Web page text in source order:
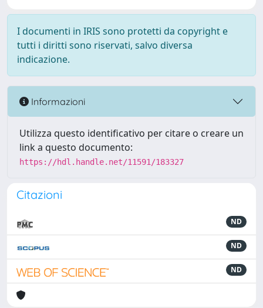
I documenti in IRIS sono protetti da copyright e
tutti i diritti sono riservati, salvo diversa
indicazione.
Informazioni
Utilizza questo identificativo per citare o creare un
link a questo documento:
https://hdl.handle.net/11591/183327
Citazioni
ND
ND
ND